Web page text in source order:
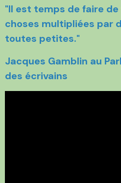
"Il est temps de faire
choses multipliées par
toutes petites."
Jacques Gamblin au
des écrivains